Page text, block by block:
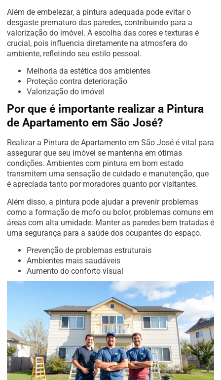
Além de embelezar, a pintura adequada pode evitar o
desgaste prematuro das paredes, contribuindo para a
valorização do imóvel. A escolha das cores e texturas é
crucial, pois influencia diretamente na atmosfera do
ambiente, refletindo seu estilo pessoal.
Melhoria da estética dos ambientes
Proteção contra deterioração
Valorização do imóvel
Por que é importante realizar a Pintura
de Apartamento em São José?
Realizar a Pintura de Apartamento em São José é vital para
assegurar que seu imóvel se mantenha em ótimas
condições. Ambientes com pintura em bom estado
transmitem uma sensação de cuidado e manutenção, que
é apreciada tanto por moradores quanto por visitantes.
Além disso, a pintura pode ajudar a prevenir problemas
como a formação de mofo ou bolor, problemas comuns em
áreas com alta umidade. Manter as paredes bem tratadas é
uma segurança para a saúde dos ocupantes do espaço.
Prevenção de problemas estruturais
Ambientes mais saudáveis
Aumento do conforto visual